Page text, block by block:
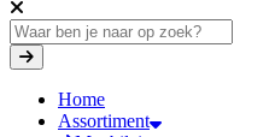
Home
Assortiment